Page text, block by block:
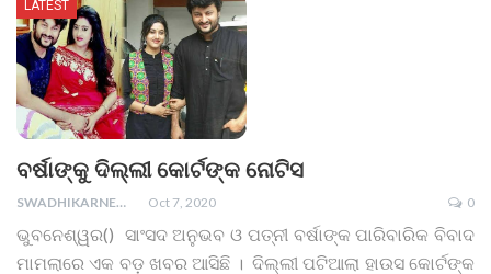
LATEST
ବର୍ଷାଙ୍କୁ ଦିଲ୍ଲୀ କୋର୍ଟଙ୍କ ନୋଟିସ
SWADHIKARNEWS Oct 7, 2020 0
ଭୁବନେଶ୍ୱର() ସାଂସଦ ଅନୁଭବ ଓ ପତ୍ନୀ ବର୍ଷାଙ୍କ ପାରିବାରିକ ବିବାଦ
ମାମଲାରେ ଏକ ବଡ଼ ଖବର ଆସିଛି । ଦିଲ୍ଲୀ ପଟିଆଲା ହାଉସ କୋର୍ଟଙ୍କ